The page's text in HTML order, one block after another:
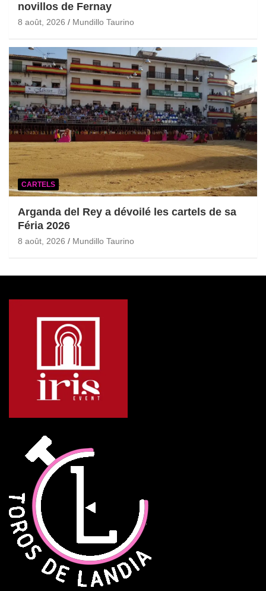
novillos de Fernay
8 août, 2026 Mundillo Taurino
CARTELS
Arganda del Rey a dévoilé les cartels de sa
Féria 2026
8 août, 2026 Mundillo Taurino